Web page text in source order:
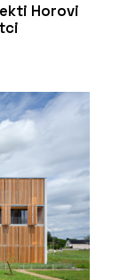
Horovi